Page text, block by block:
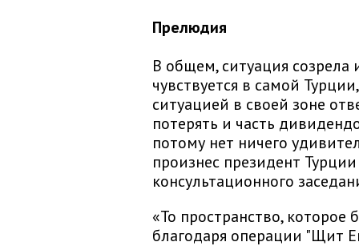
Прелюдия
В общем, ситуация созрела
чувствуется в самой
ситуацией в своей зоне
потерять и часть
потому нет ничего
произнес президент
консультационного
«То пространство,
благодаря операции "Щит